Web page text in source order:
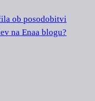
ob posodobitvi
na Enaa blogu?